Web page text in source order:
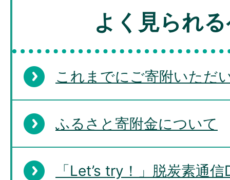
よく見られ
これまでにご寄附いただ
ふるさと寄附金について
「Let’s try！」脱炭素通